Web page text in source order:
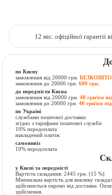
12 міс. офіційної гарантії
по Києву
замовлення від 20000 грн.
замовлення до 20000 грн.600 грн.
до передмістя Києва
замовлення від 20000 грн.40 грн/км
замовлення до 20000 грн.40 грн/км
по Україні
службами поштової доставки
згідно з тарифами поштової служби
10% передоплата
накладений платіж
самовивіз
10% передоплата
у Києві та передмісті
Вартість складання:2445 грн. (15 %)
Мінімальна вартість для виклику
здійснюється окремо від доставки.
здійснення.